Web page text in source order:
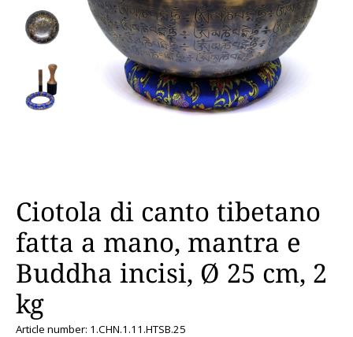
Ciotola di canto tibetano
fatta a mano, mantra e
Buddha incisi, Ø 25 cm, 2
kg
Article number: 1.CHN.1.11.HTSB.25